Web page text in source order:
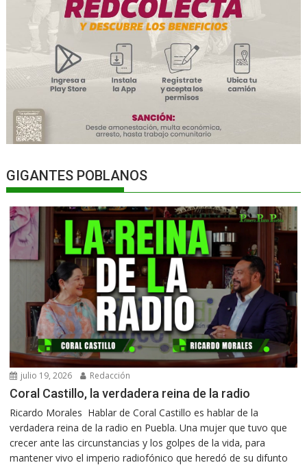
GIGANTES POBLANOS
julio 19, 2026 Redacción
Coral Castillo, la verdadera reina de la radio
Ricardo Morales Hablar de Coral Castillo es hablar de la
verdadera reina de la radio en Puebla. Una mujer que tuvo que
crecer ante las circunstancias y los golpes de la vida, para
mantener vivo el imperio radiofónico que heredó de su difunto